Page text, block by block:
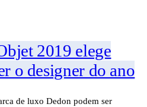
2019 elege
o designer do ano
de luxo Dedon podem ser